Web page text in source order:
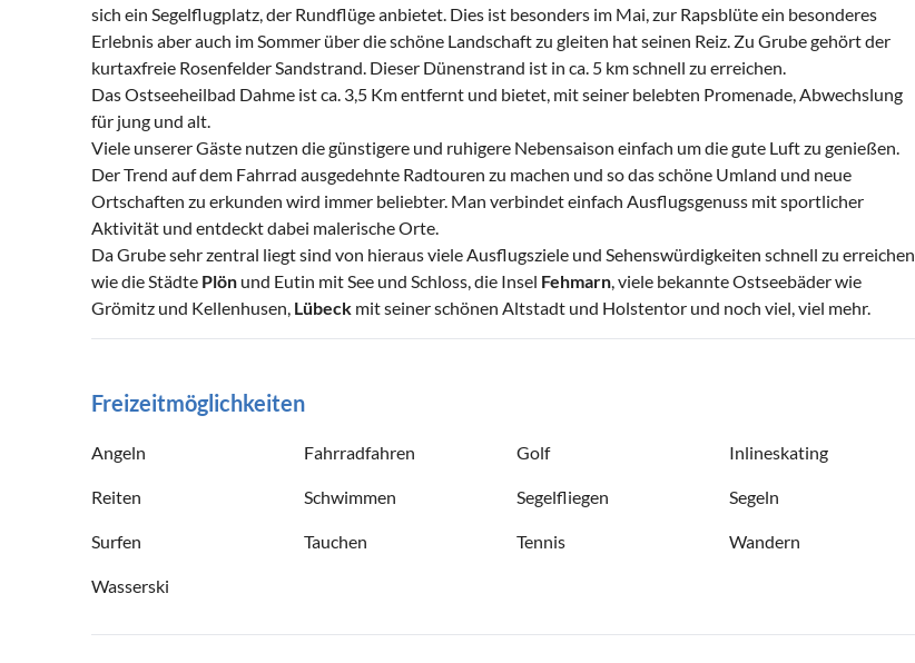
sich ein Segelflugplatz, der Rundflüge anbietet. Dies ist besonders im Mai, zur Rapsblüte ein besonderes
Erlebnis aber auch im Sommer über die schöne Landschaft zu gleiten hat seinen Reiz. Zu Grube gehört der
kurtaxfreie Rosenfelder Sandstrand. Dieser Dünenstrand ist in ca. 5 km schnell zu erreichen.
Das Ostseeheilbad Dahme ist ca. 3,5 Km entfernt und bietet, mit seiner belebten Promenade, Abwechslung
für jung und alt.
Viele unserer Gäste nutzen die günstigere und ruhigere Nebensaison einfach um die gute Luft zu genießen.
Der Trend auf dem Fahrrad ausgedehnte Radtouren zu machen und so das schöne Umland und neue
Ortschaften zu erkunden wird immer beliebter. Man verbindet einfach Ausflugsgenuss mit sportlicher
Aktivität und entdeckt dabei malerische Orte.
Da Grube sehr zentral liegt sind von hieraus viele Ausflugsziele und Sehenswürdigkeiten schnell zu erreichen
wie die Städte Plön und Eutin mit See und Schloss, die Insel Fehmarn, viele bekannte Ostseebäder wie
Grömitz und Kellenhusen, Lübeck mit seiner schönen Altstadt und Holstentor und noch viel, viel mehr.
Freizeitmöglichkeiten
Angeln Fahrradfahren Golf Inlineskating
Reiten Schwimmen Segelfliegen Segeln
Surfen Tauchen Tennis Wandern
Wasserski